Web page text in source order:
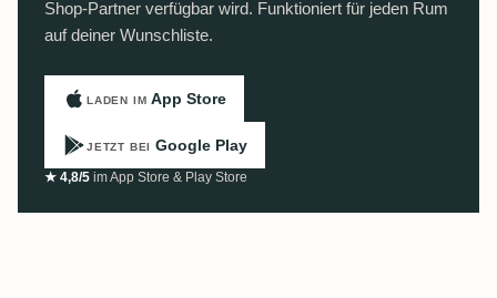
Shop-Partner verfügbar wird. Funktioniert für jeden Rum
auf deiner Wunschliste.
LADEN IM App Store
JETZT BEI Google Play
★ 4,8/5 im App Store & Play Store